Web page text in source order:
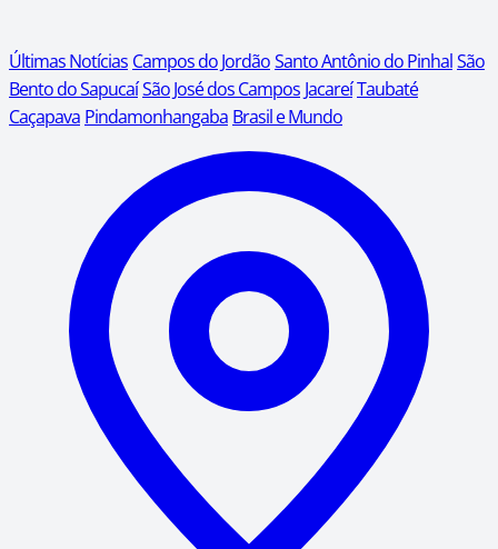
Últimas Notícias Campos do JordãoSanto Antônio do PinhalSão
Bento do SapucaíSão José dos Campos JacareíTaubaté
Caçapava Pindamonhangaba Brasil e Mundo